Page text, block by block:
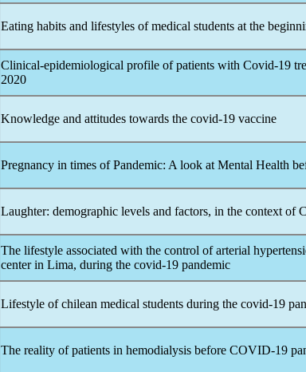
Eating habits and lifestyles of medical students at the
Clinical-epidemiological profile of patients with Covid-19
2020
Knowledge and attitudes towards the covid-19 vaccine
Pregnancy in times ofPandemic: A look at Mental Health
Laughter: demographic levels and factors, in the context of
The lifestyle associated with the control of arterial
center in Lima, during the covid-19 pandemic
Lifestyle of chilean medical students during the covid-19
The reality of patients in hemodialysis before COVID-19